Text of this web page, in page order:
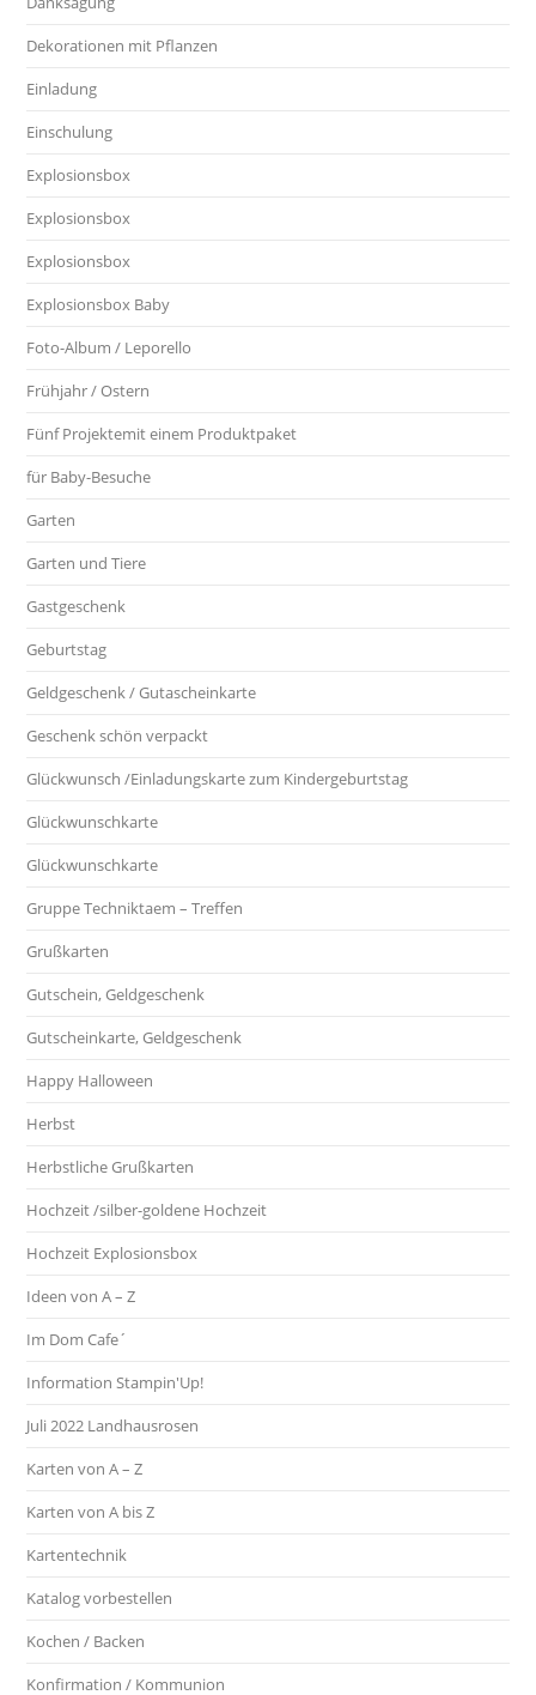
Dekorationen mit Pflanzen
Einladung
Einschulung
Explosionsbox
Explosionsbox
Explosionsbox
Explosionsbox Baby
Foto-Album / Leporello
Frühjahr / Ostern
Fünf Projektemit einem Produktpaket
für Baby-Besuche
Garten
Garten und Tiere
Gastgeschenk
Geburtstag
Geldgeschenk / Gutascheinkarte
Geschenk schön verpackt
Glückwunsch /Einladungskarte zum Kindergeburtstag
Glückwunschkarte
Glückwunschkarte
Gruppe Techniktaem – Treffen
Grußkarten
Gutschein, Geldgeschenk
Gutscheinkarte, Geldgeschenk
Happy Halloween
Herbst
Herbstliche Grußkarten
Hochzeit /silber-goldene Hochzeit
Hochzeit Explosionsbox
Ideen von A – Z
Im Dom Cafe´
Information Stampin'Up!
Juli 2022 Landhausrosen
Karten von A – Z
Karten von A bis Z
Kartentechnik
Katalog vorbestellen
Kochen / Backen
Konfirmation / Kommunion